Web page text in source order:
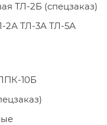
ТЛ-2Б (спецзаказ)
2А ТЛ-3А ТЛ-5А
10Б